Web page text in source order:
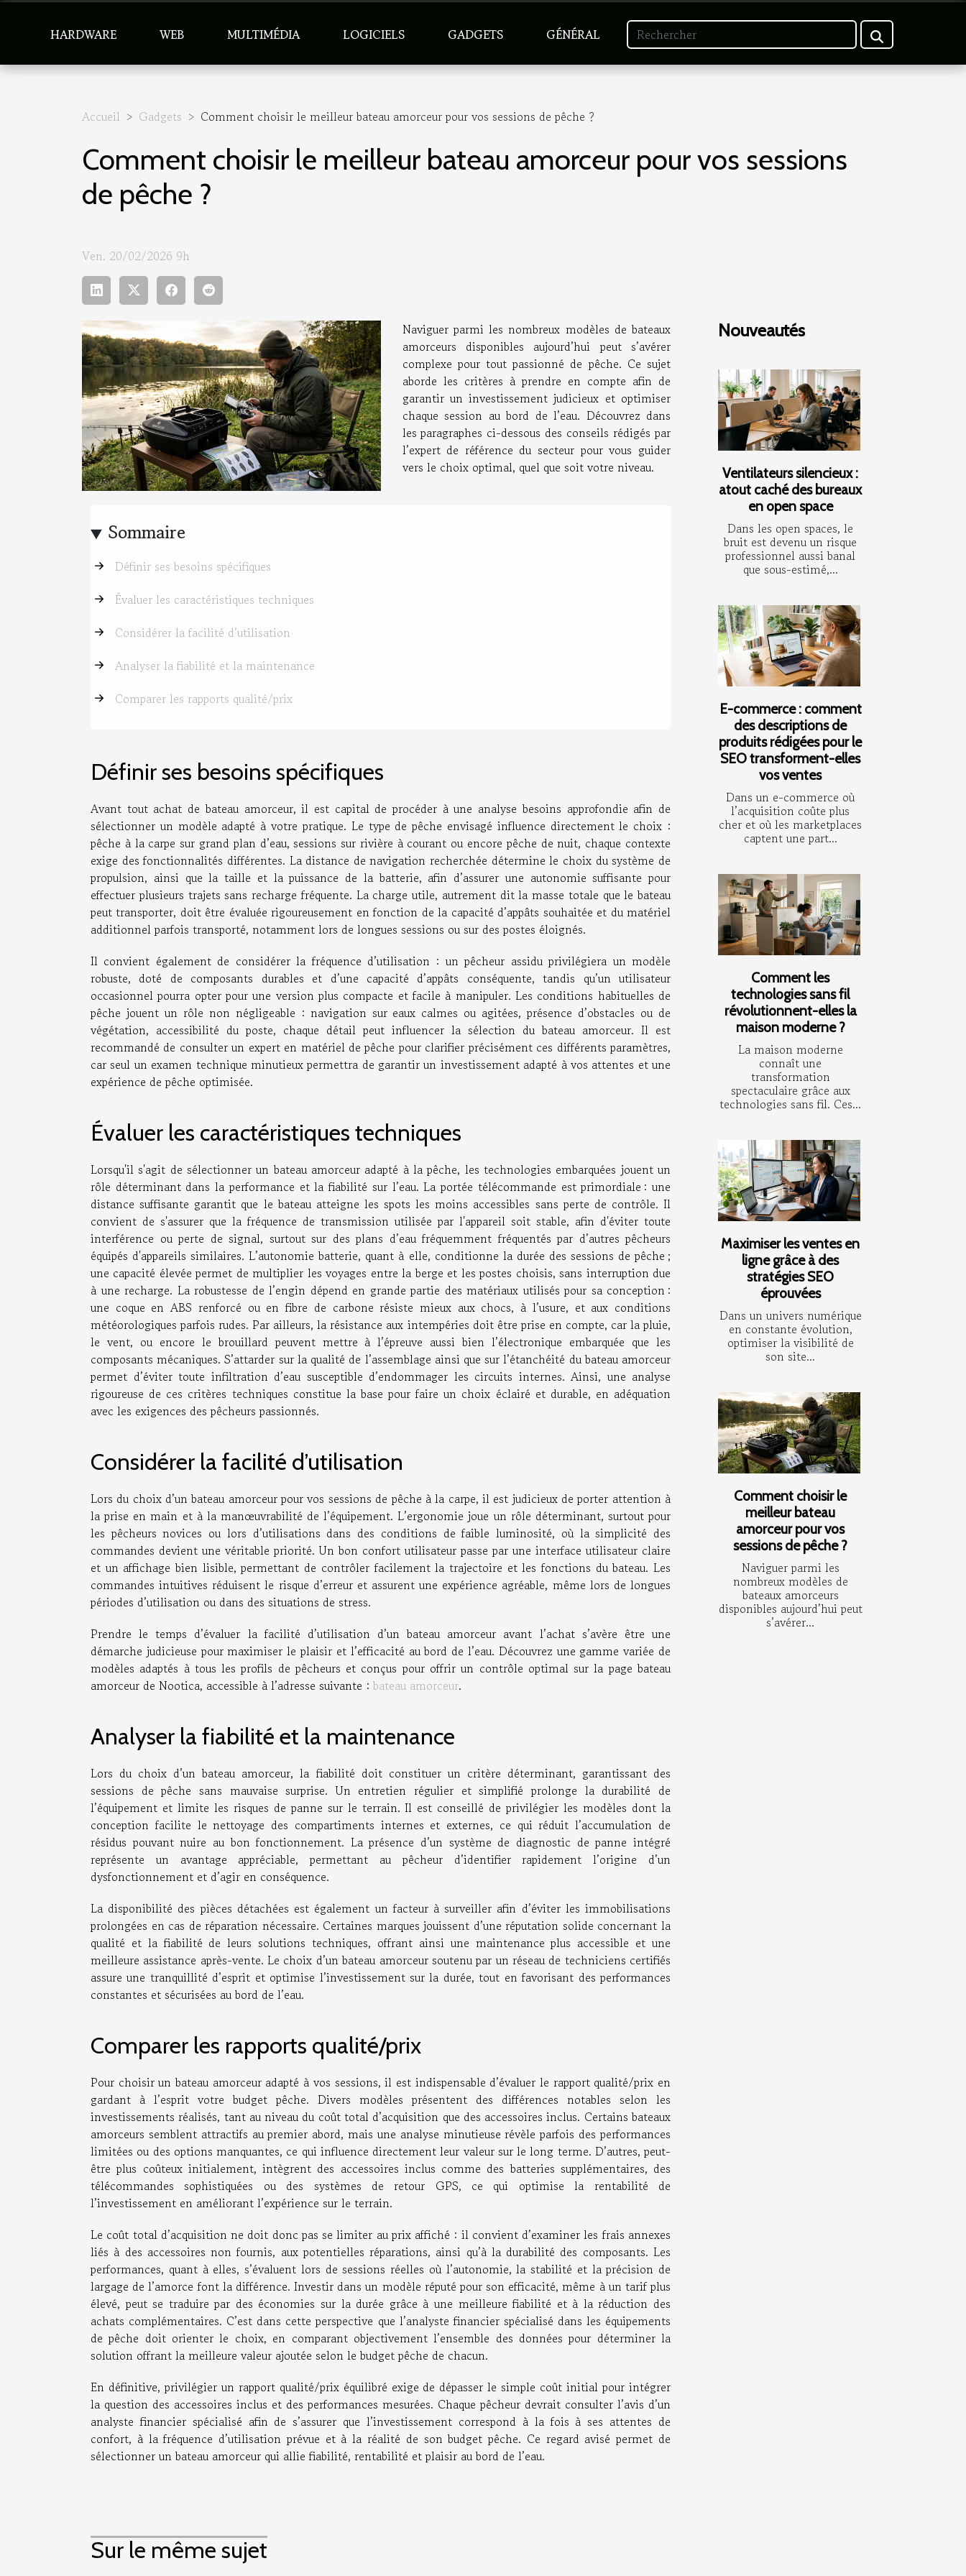
HARDWARE WEB MULTIMÉDIA LOGICIELS GADGETS GÉNÉRAL
Accueil Gadgets Comment choisir le meilleur bateau amorceur pour vos sessions de pêche ?
Comment choisir le meilleur bateau amorceur pour vos sessions
de pêche ?
Ven. 20/02/2026 9h
Sommaire
Définir ses besoins spécifiques
Évaluer les caractéristiques techniques
Considérer la facilité d’utilisation
Analyser la fiabilité et la maintenance
Comparer les rapports qualité/prix
Naviguer parmi les nombreux modèles de bateaux
amorceurs disponibles aujourd’hui peut s’avérer
complexe pour tout passionné de pêche. Ce sujet
aborde les critères à prendre en compte afin de
garantir un investissement judicieux et optimiser
chaque session au bord de l’eau. Découvrez dans
les paragraphes ci-dessous des conseils rédigés par
l’expert de référence du secteur pour vous guider
vers le choix optimal, quel que soit votre niveau.
Définir ses besoins spécifiques
Avant tout achat de bateau amorceur, il est capital de procéder à une analyse besoins approfondie afin de
sélectionner un modèle adapté à votre pratique. Le type de pêche envisagé influence directement le choix :
pêche à la carpe sur grand plan d’eau, sessions sur rivière à courant ou encore pêche de nuit, chaque contexte
exige des fonctionnalités différentes. La distance de navigation recherchée détermine le choix du système de
propulsion, ainsi que la taille et la puissance de la batterie, afin d’assurer une autonomie suffisante pour
effectuer plusieurs trajets sans recharge fréquente. La charge utile, autrement dit la masse totale que le bateau
peut transporter, doit être évaluée rigoureusement en fonction de la capacité d’appâts souhaitée et du matériel
additionnel parfois transporté, notamment lors de longues sessions ou sur des postes éloignés.
Il convient également de considérer la fréquence d’utilisation : un pêcheur assidu privilégiera un modèle
robuste, doté de composants durables et d’une capacité d’appâts conséquente, tandis qu’un utilisateur
occasionnel pourra opter pour une version plus compacte et facile à manipuler. Les conditions habituelles de
pêche jouent un rôle non négligeable : navigation sur eaux calmes ou agitées, présence d’obstacles ou de
végétation, accessibilité du poste, chaque détail peut influencer la sélection du bateau amorceur. Il est
recommandé de consulter un expert en matériel de pêche pour clarifier précisément ces différents paramètres,
car seul un examen technique minutieux permettra de garantir un investissement adapté à vos attentes et une
expérience de pêche optimisée.
Évaluer les caractéristiques techniques
Lorsqu'il s'agit de sélectionner un bateau amorceur adapté à la pêche, les technologies embarquées jouent un
rôle déterminant dans la performance et la fiabilité sur l’eau. La portée télécommande est primordiale : une
distance suffisante garantit que le bateau atteigne les spots les moins accessibles sans perte de contrôle. Il
convient de s'assurer que la fréquence de transmission utilisée par l'appareil soit stable, afin d'éviter toute
interférence ou perte de signal, surtout sur des plans d’eau fréquemment fréquentés par d’autres pêcheurs
équipés d'appareils similaires. L’autonomie batterie, quant à elle, conditionne la durée des sessions de pêche ;
une capacité élevée permet de multiplier les voyages entre la berge et les postes choisis, sans interruption due
à une recharge. La robustesse de l’engin dépend en grande partie des matériaux utilisés pour sa conception :
une coque en ABS renforcé ou en fibre de carbone résiste mieux aux chocs, à l’usure, et aux conditions
météorologiques parfois rudes. Par ailleurs, la résistance aux intempéries doit être prise en compte, car la pluie,
le vent, ou encore le brouillard peuvent mettre à l’épreuve aussi bien l’électronique embarquée que les
composants mécaniques. S’attarder sur la qualité de l’assemblage ainsi que sur l’étanchéité du bateau amorceur
permet d’éviter toute infiltration d’eau susceptible d’endommager les circuits internes. Ainsi, une analyse
rigoureuse de ces critères techniques constitue la base pour faire un choix éclairé et durable, en adéquation
avec les exigences des pêcheurs passionnés.
Considérer la facilité d’utilisation
Lors du choix d’un bateau amorceur pour vos sessions de pêche à la carpe, il est judicieux de porter attention à
la prise en main et à la manœuvrabilité de l’équipement. L’ergonomie joue un rôle déterminant, surtout pour
les pêcheurs novices ou lors d’utilisations dans des conditions de faible luminosité, où la simplicité des
commandes devient une véritable priorité. Un bon confort utilisateur passe par une interface utilisateur claire
et un affichage bien lisible, permettant de contrôler facilement la trajectoire et les fonctions du bateau. Les
commandes intuitives réduisent le risque d’erreur et assurent une expérience agréable, même lors de longues
périodes d’utilisation ou dans des situations de stress.
Prendre le temps d’évaluer la facilité d’utilisation d’un bateau amorceur avant l’achat s’avère être une
démarche judicieuse pour maximiser le plaisir et l’efficacité au bord de l’eau. Découvrez une gamme variée de
modèles adaptés à tous les profils de pêcheurs et conçus pour offrir un contrôle optimal sur la page bateau
amorceur de Nootica, accessible à l’adresse suivante : bateau amorceur.
Analyser la fiabilité et la maintenance
Lors du choix d’un bateau amorceur, la fiabilité doit constituer un critère déterminant, garantissant des
sessions de pêche sans mauvaise surprise. Un entretien régulier et simplifié prolonge la durabilité de
l’équipement et limite les risques de panne sur le terrain. Il est conseillé de privilégier les modèles dont la
conception facilite le nettoyage des compartiments internes et externes, ce qui réduit l’accumulation de
résidus pouvant nuire au bon fonctionnement. La présence d’un système de diagnostic de panne intégré
représente un avantage appréciable, permettant au pêcheur d’identifier rapidement l’origine d’un
dysfonctionnement et d’agir en conséquence.
La disponibilité des pièces détachées est également un facteur à surveiller afin d’éviter les immobilisations
prolongées en cas de réparation nécessaire. Certaines marques jouissent d’une réputation solide concernant la
qualité et la fiabilité de leurs solutions techniques, offrant ainsi une maintenance plus accessible et une
meilleure assistance après-vente. Le choix d’un bateau amorceur soutenu par un réseau de techniciens certifiés
assure une tranquillité d’esprit et optimise l’investissement sur la durée, tout en favorisant des performances
constantes et sécurisées au bord de l’eau.
Comparer les rapports qualité/prix
Pour choisir un bateau amorceur adapté à vos sessions, il est indispensable d’évaluer le rapport qualité/prix en
gardant à l’esprit votre budget pêche. Divers modèles présentent des différences notables selon les
investissements réalisés, tant au niveau du coût total d’acquisition que des accessoires inclus. Certains bateaux
amorceurs semblent attractifs au premier abord, mais une analyse minutieuse révèle parfois des performances
limitées ou des options manquantes, ce qui influence directement leur valeur sur le long terme. D’autres, peut-
être plus coûteux initialement, intègrent des accessoires inclus comme des batteries supplémentaires, des
télécommandes sophistiquées ou des systèmes de retour GPS, ce qui optimise la rentabilité de
l’investissement en améliorant l’expérience sur le terrain.
Le coût total d’acquisition ne doit donc pas se limiter au prix affiché : il convient d’examiner les frais annexes
liés à des accessoires non fournis, aux potentielles réparations, ainsi qu’à la durabilité des composants. Les
performances, quant à elles, s’évaluent lors de sessions réelles où l’autonomie, la stabilité et la précision de
largage de l’amorce font la différence. Investir dans un modèle réputé pour son efficacité, même à un tarif plus
élevé, peut se traduire par des économies sur la durée grâce à une meilleure fiabilité et à la réduction des
achats complémentaires. C’est dans cette perspective que l’analyste financier spécialisé dans les équipements
de pêche doit orienter le choix, en comparant objectivement l’ensemble des données pour déterminer la
solution offrant la meilleure valeur ajoutée selon le budget pêche de chacun.
En définitive, privilégier un rapport qualité/prix équilibré exige de dépasser le simple coût initial pour intégrer
la question des accessoires inclus et des performances mesurées. Chaque pêcheur devrait consulter l’avis d’un
analyste financier spécialisé afin de s’assurer que l’investissement correspond à la fois à ses attentes de
confort, à la fréquence d’utilisation prévue et à la réalité de son budget pêche. Ce regard avisé permet de
sélectionner un bateau amorceur qui allie fiabilité, rentabilité et plaisir au bord de l’eau.
Nouveautés
Ventilateurs silencieux :
atout caché des bureaux
en open space
Dans les open spaces, le
bruit est devenu un risque
professionnel aussi banal
que sous-estimé,...
E-commerce : comment
des descriptions de
produits rédigées pour le
SEO transforment-elles
vos ventes
Dans un e-commerce où
l’acquisition coûte plus
cher et où les marketplaces
captent une part...
Comment les
technologies sans fil
révolutionnent-elles la
maison moderne ?
La maison moderne
connaît une
transformation
spectaculaire grâce aux
technologies sans fil. Ces...
Maximiser les ventes en
ligne grâce à des
stratégies SEO
éprouvées
Dans un univers numérique
en constante évolution,
optimiser la visibilité de
son site...
Comment choisir le
meilleur bateau
amorceur pour vos
sessions de pêche ?
Naviguer parmi les
nombreux modèles de
bateaux amorceurs
disponibles aujourd’hui peut
s’avérer...
Sur le même sujet